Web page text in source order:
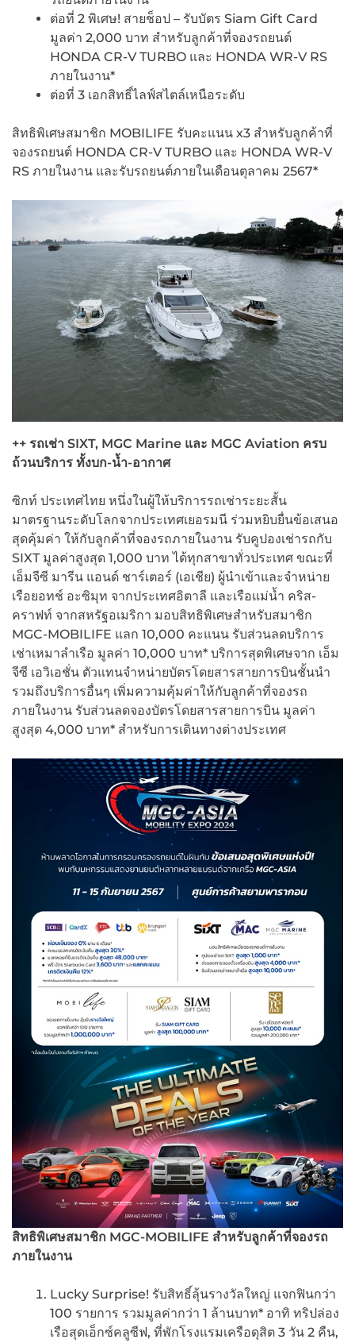
ต่อที่ 2 พิเศษ! สายช็อป – รับบัตร Siam Gift Card
มูลค่า 2,000 บาท สำหรับลูกค้าที่จองรถยนต์
HONDA CR-V TURBO และ HONDA WR-V RS
ภายในงาน*
ต่อที่ 3 เอกสิทธิ์ไลฟ์สไตล์เหนือระดับ
สิทธิพิเศษสมาชิก MOBILIFE รับคะแนน x3 สำหรับลูกค้าที่
จองรถยนต์ HONDA CR-V TURBO และ HONDA WR-V
RS ภายในงาน และรับรถยนต์ภายในเดือนตุลาคม 2567*
++ รถเช่า SIXT, MGC Marine และ MGC Aviation ครบ
ถ้วนบริการ ทั้งบก-น้ำ-อากาศ
ซิกท์ ประเทศไทย หนึ่งในผู้ให้บริการรถเช่าระยะสั้น
มาตรฐานระดับโลกจากประเทศเยอรมนี ร่วมหยิบยื่นข้อเสนอ
สุดคุ้มค่า ให้กับลูกค้าที่จองรถภายในงาน รับคูปองเช่ารถกับ
SIXT มูลค่าสูงสุด 1,000 บาท ได้ทุกสาขาทั่วประเทศ ขณะที่
เอ็มจีซี มารีน แอนด์ ชาร์เตอร์ (เอเชีย) ผู้นำเข้าและจำหน่าย
เรือยอทช์ อะซิมุท จากประเทศอิตาลี และเรือแม่น้ำ คริส-
คราฟท์ จากสหรัฐอเมริกา มอบสิทธิพิเศษสำหรับสมาชิก
MGC-MOBILIFE แลก 10,000 คะแนน รับส่วนลดบริการ
เช่าเหมาลำเรือ มูลค่า 10,000 บาท* บริการสุดพิเศษจาก เอ็ม
จีซี เอวิเอชั่น ตัวแทนจำหน่ายบัตรโดยสารสายการบินชั้นนำ
รวมถึงบริการอื่นๆ เพิ่มความคุ้มค่าให้กับลูกค้าที่จองรถ
ภายในงาน รับส่วนลดจองบัตรโดยสารสายการบิน มูลค่า
สูงสุด 4,000 บาท* สำหรับการเดินทางต่างประเทศ
สิทธิพิเศษสมาชิก MGC-MOBILIFE สำหรับลูกค้าที่จองรถ
ภายในงาน
Lucky Surprise! รับสิทธิ์ลุ้นรางวัลใหญ่ แจกฟินกว่า
100 รายการ รวมมูลค่ากว่า 1 ล้านบาท* อาทิ ทริปล่อง
เรือสุดเอ็กซ์คลูซีฟ, ที่พักโรงแรมเครือดุสิต 3 วัน 2 คืน,